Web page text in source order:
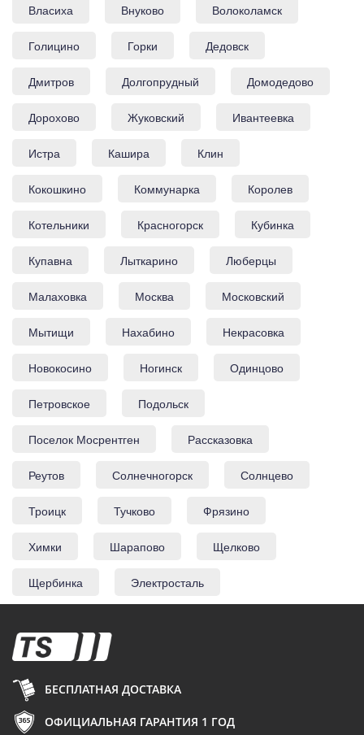
Власиха Внуково Волоколамск
Голицино Горки Дедовск
Дмитров Долгопрудный Домодедово
Дорохово Жуковский Ивантеевка
Истра Кашира Клин
Кокошкино Коммунарка Королев
Котельники Красногорск Кубинка
Купавна Лыткарино Люберцы
Малаховка Москва Московский
Мытищи Нахабино Некрасовка
Новокосино Ногинск Одинцово
Петровское Подольск
Поселок Мосрентген Рассказовка
Реутов Солнечногорск Солнцево
Троицк Тучково Фрязино
Химки Шарапово Щелково
Щербинка Электросталь
БЕСПЛАТНАЯ ДОСТАВКА
ОФИЦИАЛЬНАЯ ГАРАНТИЯ 1 ГОД